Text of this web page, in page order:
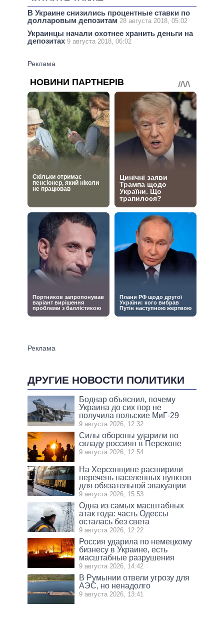
В Украине снизились процентные ставки по
долларовым депозитам 28 августа 2018, 05:02
Украинцы начали охотнее хранить деньги на
депозитах 9 августа 2018, 06:02
ДРУГИЕ НОВОСТИ ПОЛИТИКИ
Боднар объяснил, почему
Украина до сих пор не
получила польские МиГ-29
9 августа 2026, 12:32
Силы обороны ударили по
складу россиян в Перекопе
9 августа 2026, 12:54
На Херсонщине расширили
перечень населенных пунктов
для обязательной эвакуации
9 августа 2026, 15:53
Одна из самых масштабных
атак года: часть Одессы
осталась без света
9 августа 2026, 12:22
Россия ударила по немецкому
бизнесу в Украине, есть
масштабные разрушения
9 августа 2026, 14:42
В Румынии отвели угрозу для
АЭС, но ненадолго
9 августа 2026, 13:41